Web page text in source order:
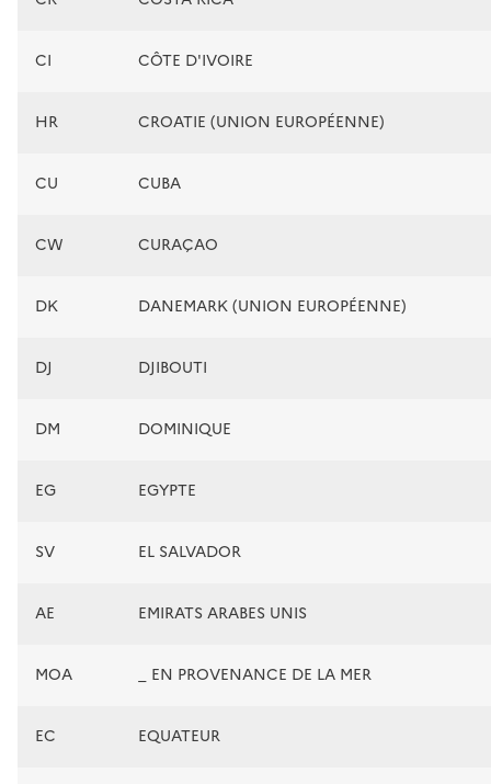
CI CÔTE D'IVOIRE
HR CROATIE (UNION EUROPÉENNE)
CU CUBA
CW CURAÇAO
DK DANEMARK (UNION EUROPÉENNE)
DJ DJIBOUTI
DM DOMINIQUE
EG EGYPTE
SV EL SALVADOR
AE EMIRATS ARABES UNIS
MOA _ EN PROVENANCE DE LA MER
EC EQUATEUR